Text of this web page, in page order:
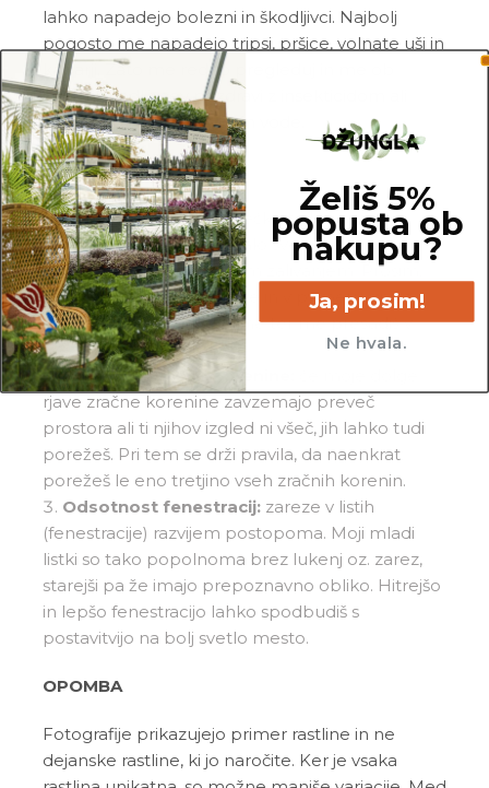
lahko napadejo bolezni in škodljivci. Najbolj
pogosto me napadejo tripsi, pršice, volnate uši in
kaparji. Zato me redno pregleduj in me ob
znakih škodljivcev pozdravi z insekticidom ali
mešanicoNeem tonikain vode.
Pogoste težave
Rumeni listi:liste največkrat obarvam
rumeno, ko imam premalo svetlobe v
kombinaciji s prepogostim zalivanjem. Prosim,
da preveriš moje korenine in v primeru gnitja
porežeš vse gnile korenine ter me presadiš v
svežo in zračno zemljo.
Predolge zračne korenine:
rjave zračne korenine zavzemajo preveč
prostora ali ti njihov izgled ni všeč, jih lahko tudi
porežeš. Pri tem se drži pravila, da naenkrat
porežeš le eno tretjino vseh zračnih korenin.
Odsotnost fenestracij: zareze v listih
(fenestracije) razvijem postopoma. Moji mladi
listki so tako popolnoma brez lukenj oz. zarez,
starejši pa že imajo prepoznavno obliko. Hitrejšo
in lepšo fenestracijo lahko spodbudiš s
postavitvijo na bolj svetlo mesto.
OPOMBA
Fotografije prikazujejo primer rastline in ne
dejanske rastline, ki jo naročite. Ker je vsaka
Želiš 5%
popusta ob
nakupu?
Ja, prosim!
Ne hvala.